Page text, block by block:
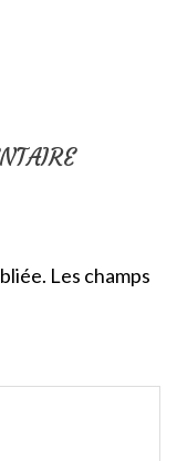
Les champs